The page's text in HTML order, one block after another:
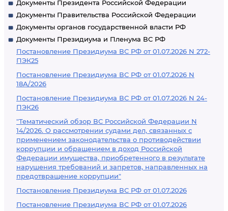
Документы Президента Российской Федерации
Документы Правительства Российской Федерации
Документы органов государственной власти РФ
Документы Президиума и Пленума ВС РФ
Постановление Президиума ВС РФ от 01.07.2026 N 272-
ПЭК25
Постановление Президиума ВС РФ от 01.07.2026 N
18А/2026
Постановление Президиума ВС РФ от 01.07.2026 N 24-
ПЭК26
"Тематический обзор ВС Российской Федерации N
14/2026. О рассмотрении судами дел, связанных с
применением законодательства о противодействии
коррупции и обращением в доход Российской
Федерации имущества, приобретенного в результате
нарушения требований и запретов, направленных на
предотвращение коррупции"
Постановление Президиума ВС РФ от 01.07.2026
Постановление Президиума ВС РФ от 01.07.2026